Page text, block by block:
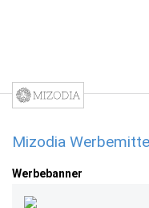
Mizodia
Werbebanner